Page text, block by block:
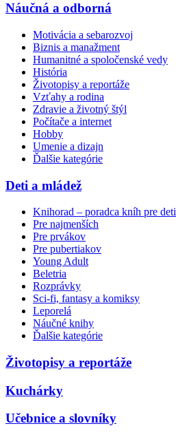
Náučná a odborná
Motivácia a sebarozvoj
Biznis a manažment
Humanitné a spoločenské vedy
História
Životopisy a reportáže
Vzťahy a rodina
Zdravie a životný štýl
Počítače a internet
Hobby
Umenie a dizajn
Ďalšie kategórie
Deti a mládež
Knihorad – poradca kníh pre deti
Pre najmenších
Pre prvákov
Pre pubertiakov
Young Adult
Beletria
Rozprávky
Sci-fi, fantasy a komiksy
Leporelá
Náučné knihy
Ďalšie kategórie
Životopisy a reportáže
Kuchárky
Učebnice a slovníky